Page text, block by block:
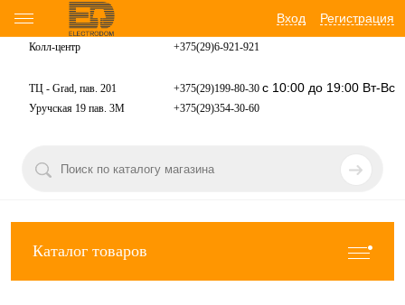
Вход Регистрация
Колл-центр +375(29)6-921-921
ТЦ - Grad, пав. 201 +375(29)199-80-30 с 10:00 до 19:00 Вт-Вс
Уручская 19 пав. 3М +375(29)354-30-60
Каталог товаров